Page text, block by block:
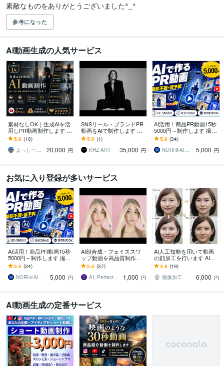
素敵なものをありがとうございました^_^
参考になった
AI動画生成の人気サービス
素材なしOK｜生成AIを活
用しPR動画制作します ア
イデア0から企画、生成、
編集、納品までをサポー
トします
5.0 (10)
よっしー｜動画制作・映像クリエイター
20,000 円
SNSリール・ブランドPR
動画をAIで制作します 見
終わった瞬間、ブランド
の香りが残る30秒
5.0 (1)
KHZ ART
35,000 円
AI活用！商品PR動画15秒
5000円～制作します 撮影
不要！商品画像1枚から15
秒PR動画を最短2日納品
5.0 (34)
NORI＠AI動画クリエーター
5,000 円
お気に入り登録が多いサービス
AI活用！商品PR動画15秒
5000円～制作します 撮影
不要！商品画像1枚から15
秒PR動画を最短2日納品
5.0 (34)
NORI＠AI動画クリエーター
5,000 円
AI顔合成・フェイススワ
ップ動画を高品質制作し
ます ディープフェイク・
顔入れ替え・AI美女化対
応
5.0 (37)
AI_Perfect_Master
1,000 円
AI人工知能を用いて動画
の顔加工を行います AIデ
ィープフェイク技術を用
いた動画の顔加工を行い
ます。
4.8 (19)
画像加工
6,000 円
AI動画生成の定番サービス